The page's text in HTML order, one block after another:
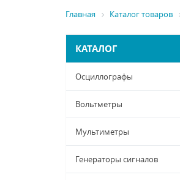
Главная Каталог товаров
КАТАЛОГ
Осциллографы
Вольтметры
Мультиметры
Генераторы сигналов